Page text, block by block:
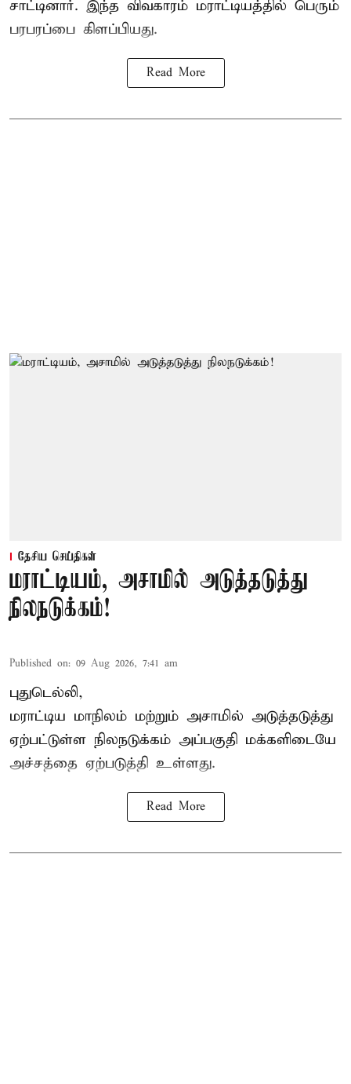
சாட்டினார். இந்த விவகாரம் மராட்டியத்தில் பெரும்
பரபரப்பை கிளப்பியது.
Read More
தேசிய செய்திகள்
மராட்டியம், அசாமில் அடுத்தடுத்து
நிலநடுக்கம்!
Published on: 09 Aug 2026, 7:41 am
புதுடெல்லி,
மராட்டிய மாநிலம் மற்றும் அசாமில் அடுத்தடுத்து
ஏற்பட்டுள்ள நிலநடுக்கம் அப்பகுதி மக்களிடையே
அச்சத்தை ஏற்படுத்தி உள்ளது.
Read More